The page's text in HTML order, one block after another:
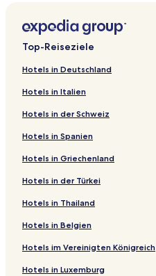
Top-Reiseziele
Hotels in Deutschland
Hotels in Italien
Hotels in der Schweiz
Hotels in Spanien
Hotels in Griechenland
Hotels in der Türkei
Hotels in Thailand
Hotels in Belgien
Hotels im Vereinigten Königreich
Hotels in Luxemburg